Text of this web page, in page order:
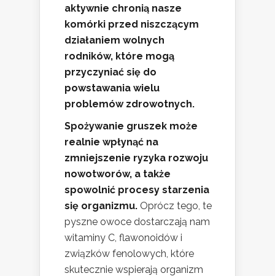
aktywnie chronią nasze
komórki przed niszczącym
działaniem wolnych
rodników, które mogą
przyczyniać się do
powstawania wielu
problemów zdrowotnych.
Spożywanie gruszek może
realnie wpłynąć na
zmniejszenie ryzyka rozwoju
nowotworów, a także
spowolnić procesy starzenia
się organizmu. Oprócz tego, te
pyszne owoce dostarczają nam
witaminy C, flawonoidów i
związków fenolowych, które
skutecznie wspierają organizm